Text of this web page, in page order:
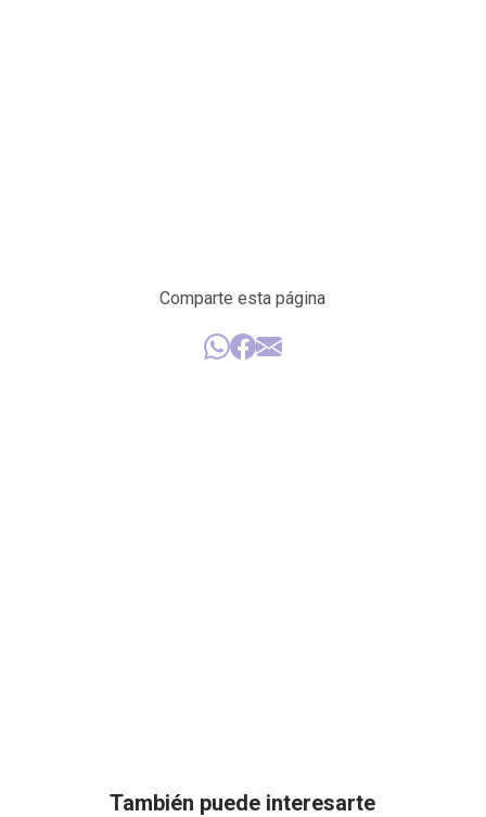
Comparte esta página
También puede interesarte